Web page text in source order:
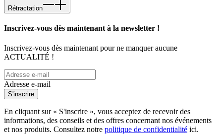
Rétractation
Inscrivez-vous dès maintenant à la newsletter !
Inscrivez-vous dès maintenant pour ne manquer aucune
ACTUALITÉ !
Adresse e-mail
S'inscrire
En cliquant sur « S'inscrire », vous acceptez de recevoir des
informations, des conseils et des offres concernant nos événements
et nos produits. Consultez notre politique de confidentialité ici.